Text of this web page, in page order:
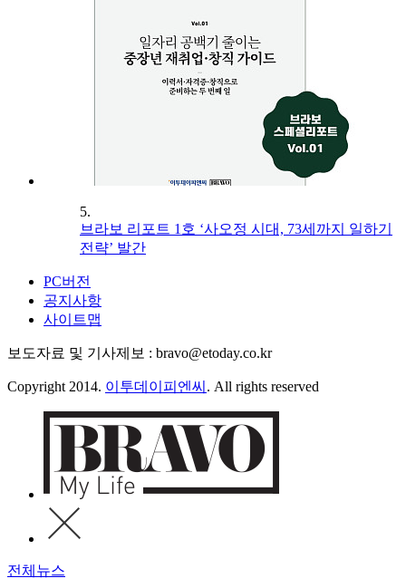
5.
브라보 리포트 1호 ‘사오정 시대, 73세까지 일하기
전략’ 발간
PC버전
공지사항
사이트맵
보도자료 및 기사제보 : bravo@etoday.co.kr
Copyright 2014. 이투데이피엔씨 . All rights reserved
전체뉴스